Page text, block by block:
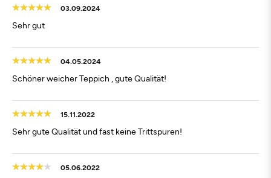
03.09.2024
Sehr gut
04.05.2024
Schöner weicher Teppich , gute Qualität!
15.11.2022
Sehr gute Qualität und fast keine Trittspuren!
05.06.2022